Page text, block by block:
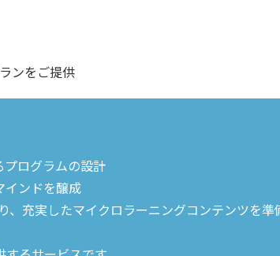
ンをご提供
ログラムの設計
ンドを醸成
充実したマイクロラーニングコンテンツを準